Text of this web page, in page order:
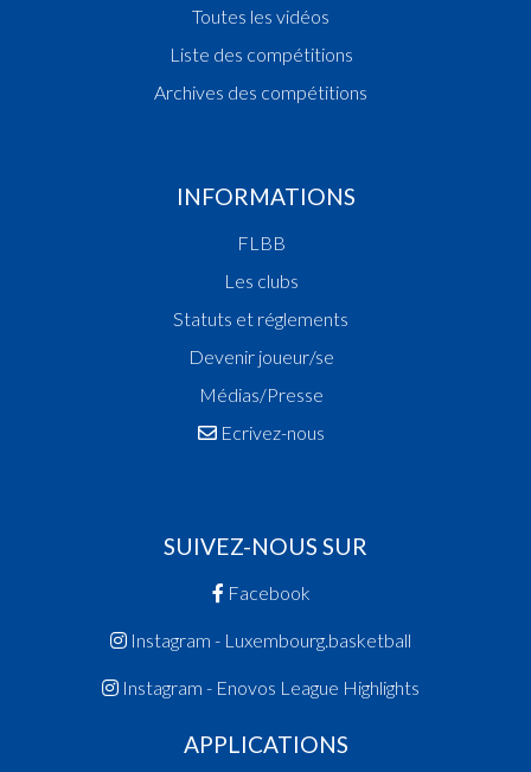
Toutes les vidéos
Liste des compétitions
Archives des compétitions
INFORMATIONS
FLBB
Les clubs
Statuts et réglements
Devenir joueur/se
Médias/Presse
Ecrivez-nous
SUIVEZ-NOUS SUR
Facebook
Instagram - Luxembourg.basketball
Instagram - Enovos League Highlights
APPLICATIONS